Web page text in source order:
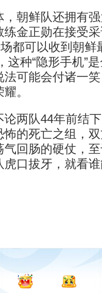
朝鲜队还拥有强
金正勋在接受
都可以收到朝
这种“隐形手机”
可能会付诸一
。
两队44年前结下
的死亡之组，
回肠的硬仗，
口拔牙，就看